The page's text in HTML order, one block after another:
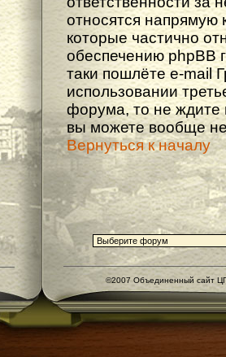
относятся напрямую
которые частично
обеспечению phpBB
таки пошлёте e-mail
использовании
форума, то не ждите
вы можете вообще не
Вернуться к началу
©2007 Объединенный сайт